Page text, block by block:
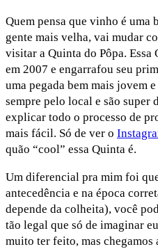
Quem pensa que vinho é uma
gente mais velha, vai mudar
visitar a Quinta do Pôpa. Essa
em 2007 e engarrafou seu
uma pegada bem mais jovem
sempre pelo local e são super
explicar todo o processo de
mais fácil. Só de ver o
quão “cool” essa Quinta é.
Um diferencial pra mim foi
antecedência e na época
depende da colheita), você
tão legal que só de imaginar
muito ter feito, mas chegamos